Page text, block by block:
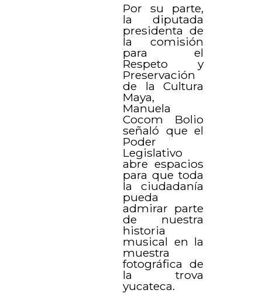
Por su parte,
la diputada
presidenta de
la comisión
para el
Respeto y
Preservación
de la Cultura
Maya,
Manuela
Cocom Bolio
señaló que el
Poder
Legislativo
abre espacios
para que toda
la ciudadanía
pueda
admirar parte
de nuestra
historia
musical en la
muestra
fotográfica de
la trova
yucateca.